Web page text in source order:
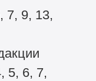
7, 9, 13,
5, 6, 7,